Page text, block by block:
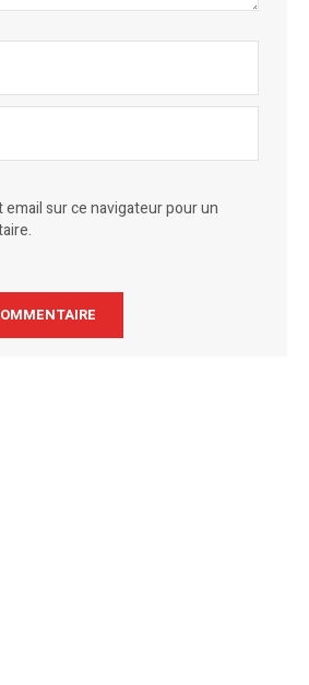
sur ce navigateur pour un